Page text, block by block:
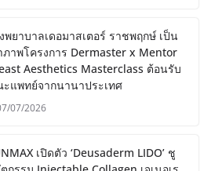
พยาบาลเดอมาสเตอร์ ราชพฤกษ์ เป็น
ภาพโครงการ Dermaster x Mentor
Aesthetics Masterclass ต้อนรับ
แพทย์จากนานาประเทศ
07/2026
เปิดตัว ‘Deusaderm LIDO’ ชู